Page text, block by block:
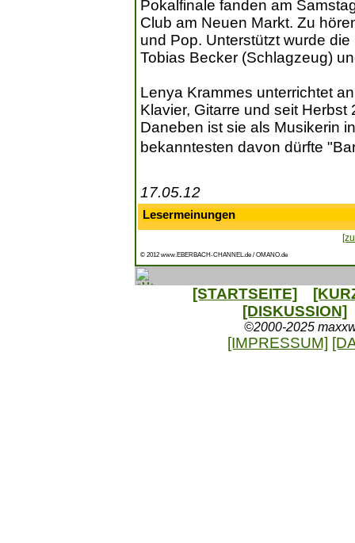
Pokalfinale fanden am
Club am Neuen Markt. Zu
und Pop. Unterstützt wurde
Tobias Becker (Schlagzeug)
Lenya Krammes unterrichtet
Klavier, Gitarre und seit
Daneben ist sie als Musikerin
bekanntesten davon dürfte
17.05.12
Lesermeinungen
© 2012 www.EBERBACH-CHANNEL.de / OMANO.de
[STARTSEITE]
[DISKUSSION]
©2000-2025
[IMPRESSUM]